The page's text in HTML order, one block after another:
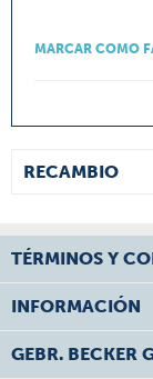
MARCAR COMO
RECAMBIO
TÉRMINOS Y
INFORMACIÓN
GEBR. BECKER